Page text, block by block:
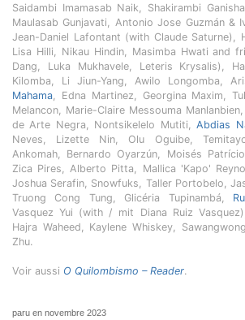
Saidambi Imamasab Naik, Shakirambi
Maulasab Gunjavati, Antonio Jose Guzmán &
Jean-Daniel Lafontant (with Claude Saturne),
Lisa Hilli, Nikau Hindin, Masimba Hwati and
Dang, Luka Mukhavele, Leteris Krysalis),
Kilomba, Li Jiun-Yang, Awilo Longomba,
Mahama, Edna Martinez, Georgina Maxim,
Melancon, Marie-Claire Messouma
de Arte Negra, Nontsikelelo Mutiti,Abdias
Neves, Lizette Nin, Olu Oguibe,
Ankomah, Bernardo Oyarzún, Moisés
Zica Pires, Alberto Pitta, Mallica 'Kapo'
Joshua Serafin, Snowfuks, Taller Portobelo,
Truong Cong Tung, Glicéria Tupinambá,
Vasquez Yui (with / mit Diana Ruiz
Hajra Waheed, Kaylene Whiskey,
Zhu.
Voir aussi O Quilombismo – Reader.
paru en novembre 2023